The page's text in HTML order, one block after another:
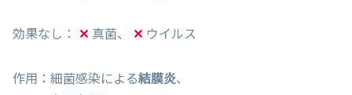
効果なし： ✕ 真菌、 ✕ ウイルス
作用：細菌感染による結膜炎、